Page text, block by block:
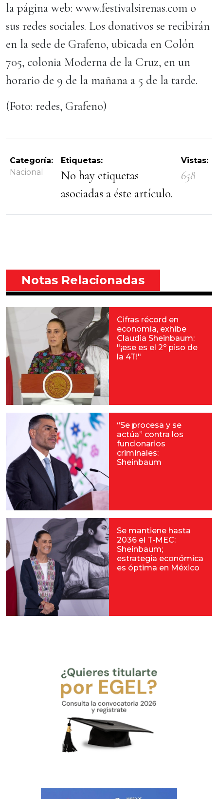
la página web: www.festivalsirenas.com o
sus redes sociales. Los donativos se recibirán
en la sede de Grafeno, ubicada en Colón
705, colonia Moderna de la Cruz, en un
horario de 9 de la mañana a 5 de la tarde.
(Foto: redes, Grafeno)
Categoría:
Nacional
Etiquetas:
No hay etiquetas
asociadas a éste artículo.
Vistas:
658
Notas Relacionadas
Cifras récord en
economía, exhibe
Claudia Sheinbaum:
"¡ese es el 2º piso de
la 4T!"
“Se procesa y se
actúa” contra los
funcionarios
criminales:
Sheinbaum
Se mantiene hasta
2036 el T-MEC:
Sheinbaum;
estrategia económica
es óptima en México